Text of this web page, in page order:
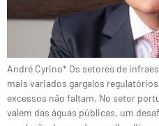
André Cyrino* Os setores de
mais variados gargalos
excessos não faltam. No setor
valem das águas públicas, um